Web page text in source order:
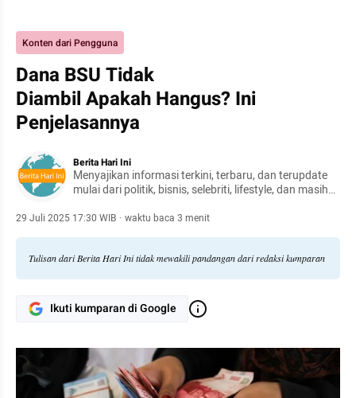
Konten dari Pengguna
Dana BSU Tidak
Diambil Apakah Hangus? Ini
Penjelasannya
Berita Hari Ini
Menyajikan informasi terkini, terbaru, dan terupdate
mulai dari politik, bisnis, selebriti, lifestyle, dan masih
29 Juli 2025 17:30 WIB · waktu baca 3 menit
Tulisan dari Berita Hari Ini tidak mewakili pandangan dari redaksi kumparan
Ikuti kumparan di Google